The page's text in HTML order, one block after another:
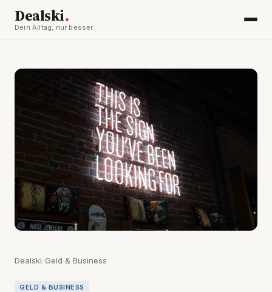
Dealski.
Dein Alltag, nur besser.
Dealski Geld & Business
GELD & BUSINESS